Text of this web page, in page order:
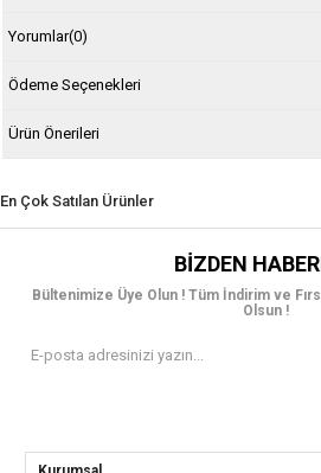
Yorumlar(0)
Ödeme Seçenekleri
Ürün Önerileri
En Çok Satılan Ürünler
BIZDEN
Bültenimize Üye Olun ! Tüm İndirim ve
Olsun !